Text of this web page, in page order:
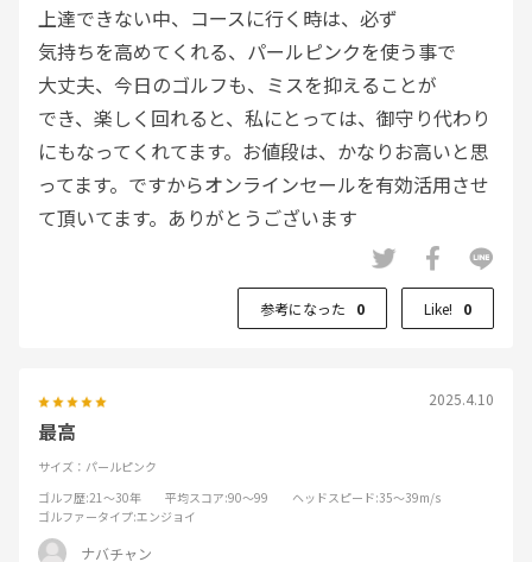
上達できない中、コースに行く時は、必ず
気持ちを高めてくれる、パールピンクを使う事で
大丈夫、今日のゴルフも、ミスを抑えることが
でき、楽しく回れると、私にとっては、御守り代わり
にもなってくれてます。お値段は、かなりお高いと思
ってます。ですからオンラインセールを有効活用させ
て頂いてます。ありがとうございます
参考になった 0 Like! 0
2025.4.10
最高
サイズ：パールピンク
ゴルフ歴:21～30年 平均スコア:90～99 ヘッドスピード:35～39m/s
ゴルファータイプ:エンジョイ
ナバチャン